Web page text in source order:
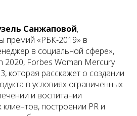
Санжаповой,
премий «РБК-2019» в
в социальной сфере»,
2020, Forbes Woman Mercury
которая расскажет о создании
в условиях ограниченных
и воспитании
построении PR и